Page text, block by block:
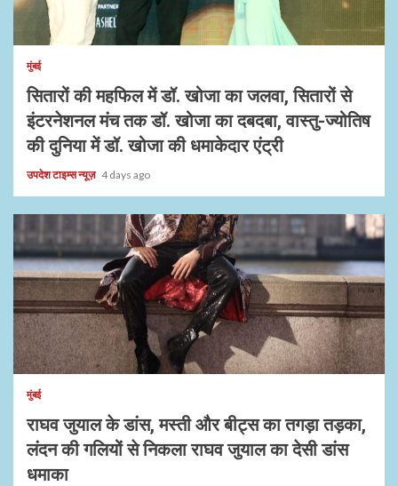
1 min read
मुंबई
सितारों की महफिल में डॉ. खोजा का जलवा, सितारों से
इंटरनेशनल मंच तक डॉ. खोजा का दबदबा, वास्तु-ज्योतिष
की दुनिया में डॉ. खोजा की धमाकेदार एंट्री
उपदेश टाइम्स न्यूज़ 4 days ago
1 min read
मुंबई
राघव जुयाल के डांस, मस्ती और बीट्स का तगड़ा तड़का,
लंदन की गलियों से निकला राघव जुयाल का देसी डांस
धमाका